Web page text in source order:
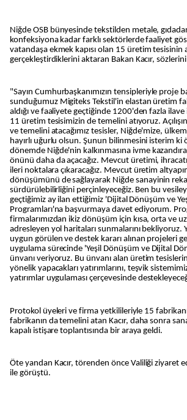
Niğde OSB bünyesinde tekstilden metale,
konfeksiyona kadar farklı sektörlerde faaliyet
vatandaşa ekmek kapısı olan 15 üretim tesisinin
gerçekleştirdiklerini aktaran Bakan Kacır,
"Sayın Cumhurbaşkanımızın tensipleriyle proje
sunduğumuz Migiteks Tekstil'in elastan üretim
aldığı ve faaliyete geçtiğinde 1200'den fazla
11 üretim tesisimizin de temelini atıyoruz.
ve temelini atacağımız tesisler, Niğde'mize,
hayırlı uğurlu olsun. Şunun bilinmesini isterim ki
dönemde Niğde'nin kalkınmasına ivme
önünü daha da açacağız. Mevcut üretimi,
ileri noktalara çıkaracağız. Mevcut üretim
dönüşümünü de sağlayarak Niğde sanayinin
sürdürülebilirliğini perçinleyeceğiz. Ben bu
geçtiğimiz ay ilan ettiğimiz 'Dijital Dönüşüm ve
Programları'na başvurmaya davet ediyorum.
firmalarımızdan ikiz dönüşüm için kısa, orta ve
adresleyen yol haritaları sunmalarını bekliyoruz.
uygun görülen ve destek kararı alınan projeleri
uygulama sürecinde 'Yeşil Dönüşüm ve Dijital
ünvanı veriyoruz. Bu ünvanı alan üretim
yönelik yapacakları yatırımlarını, teşvik
yatırımlar uygulaması çerçevesinde
Protokol üyeleri ve firma yetkilileriyle 15
fabrikanın da temelini atan Kacır, daha sonra
kapalı istişare toplantısında bir araya geldi.
Öte yandan Kacır, törenden önce Valiliği ziyaret
ile görüştü.